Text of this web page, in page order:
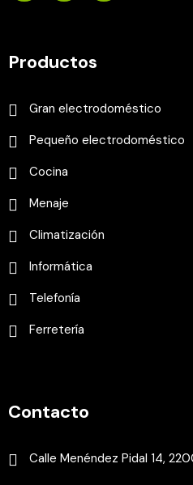
Productos
Gran electrodoméstico
Pequeño electrodoméstico
Cocina
Menaje
Climatización
Informática
Telefonía
Ferretería
Contacto
Calle Menéndez Pidal 14,